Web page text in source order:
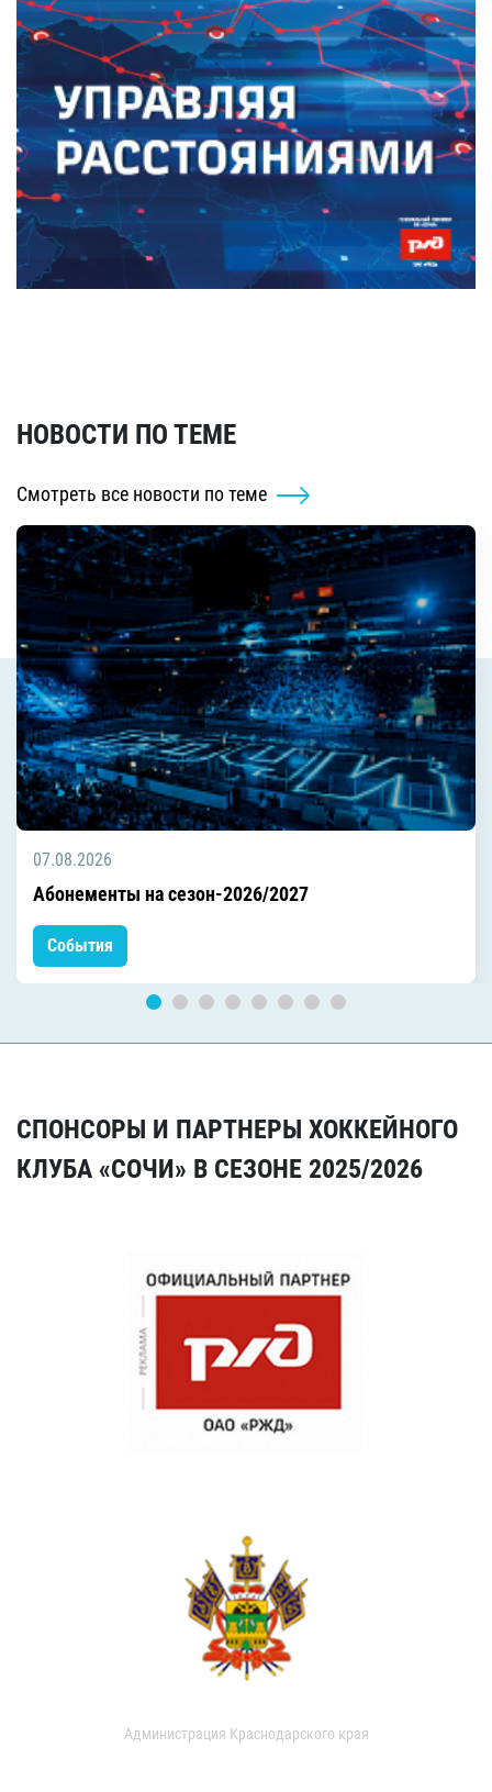
НОВОСТИ ПО ТЕМЕ
Смотреть все новости по теме
07.08.2026
Абонементы на сезон-2026/2027
События
СПОНСОРЫ И ПАРТНЕРЫ ХОККЕЙНОГО
КЛУБА «СОЧИ» В СЕЗОНЕ 2025/2026
Администрация Краснодарского края